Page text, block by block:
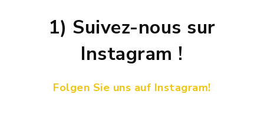
1) Suivez-nous sur
Instagram !
Folgen Sie uns auf Instagram!